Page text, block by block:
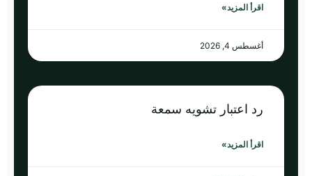
اقرأ المزيد»
أغسطس 4, 2026
رد اعتبار تشويه سمعة
اقرأ المزيد»